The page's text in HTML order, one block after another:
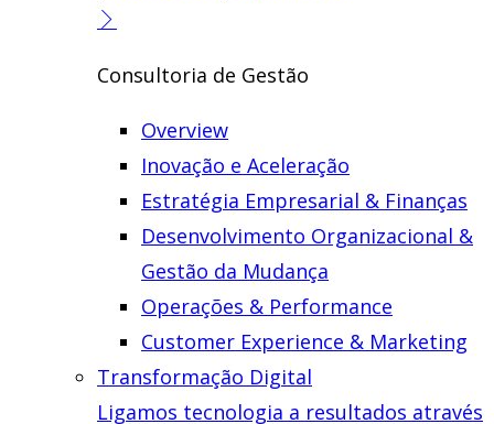
Consultoria de Gestão
Overview
Inovação e Aceleração
Estratégia Empresarial & Finanças
Desenvolvimento Organizacional &
Gestão da Mudança
Operações & Performance
Customer Experience & Marketing
Transformação Digital
Ligamos tecnologia a resultados através